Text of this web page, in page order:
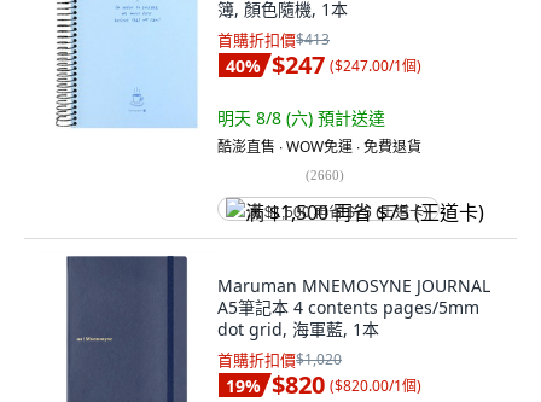
簿, 顏色隨機, 1本
首購折扣價$413
40% $247 ($247.00/1個)
明天 8/8 (六) 預計送達
酷澎直售 ∙ WOW免運 ∙ 免費退貨
(2660)
满 $1,500 再省 $75 (王道卡)
Maruman MNEMOSYNE JOURNAL
A5筆記本 4 contents pages/5mm
dot grid, 海軍藍, 1本
首購折扣價$1,020
19% $820 ($820.00/1個)